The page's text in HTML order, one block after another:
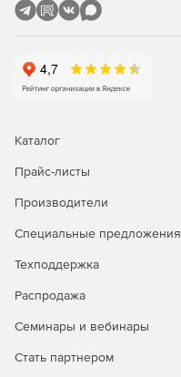
Каталог
Прайс-листы
Производители
Специальные предложения
Техподдержка
Распродажа
Семинары и вебинары
Стать партнером